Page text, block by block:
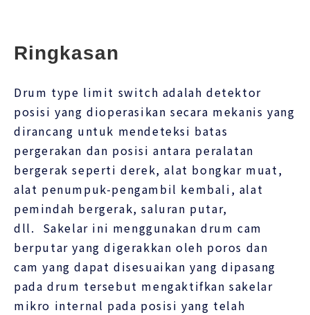
Ringkasan
Drum type limit switch adalah detektor
posisi yang dioperasikan secara mekanis yang
dirancang untuk mendeteksi batas
pergerakan dan posisi antara peralatan
bergerak seperti derek, alat bongkar muat,
alat penumpuk-pengambil kembali, alat
pemindah bergerak, saluran putar,
dll. Sakelar ini menggunakan drum cam
berputar yang digerakkan oleh poros dan
cam yang dapat disesuaikan yang dipasang
pada drum tersebut mengaktifkan sakelar
mikro internal pada posisi yang telah